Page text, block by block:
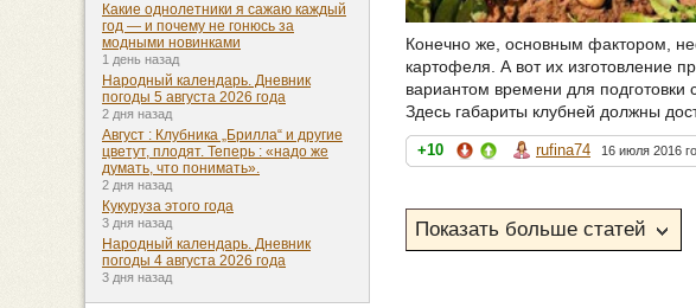
Конечно же, основным фактором,
картофеля. А вот их изготовление
вариантом времени для
Здесь габариты клубней должны
+10 rufina74 16 июля 2016
Какие однолетники я сажаю каждый
год — и почему не гонюсь за
модными новинками
1 день назад
Народный календарь. Дневник
погоды 5 августа 2026 года
2 дня назад
Август : Клубника „Брилла“ и другие
цветут, плодят. Теперь : «надо же
думать, что понимать».
2 дня назад
Кукуруза этого года
3 дня назад
Народный календарь. Дневник
погоды 4 августа 2026 года
3 дня назад